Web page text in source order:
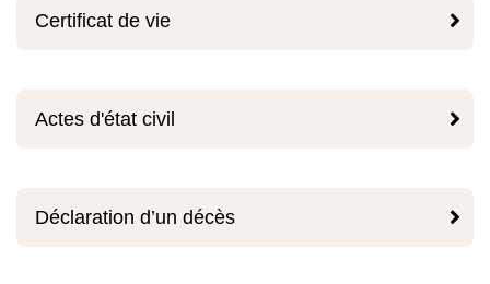

Certificat de vie

Actes d'état civil

Déclaration d’un décès